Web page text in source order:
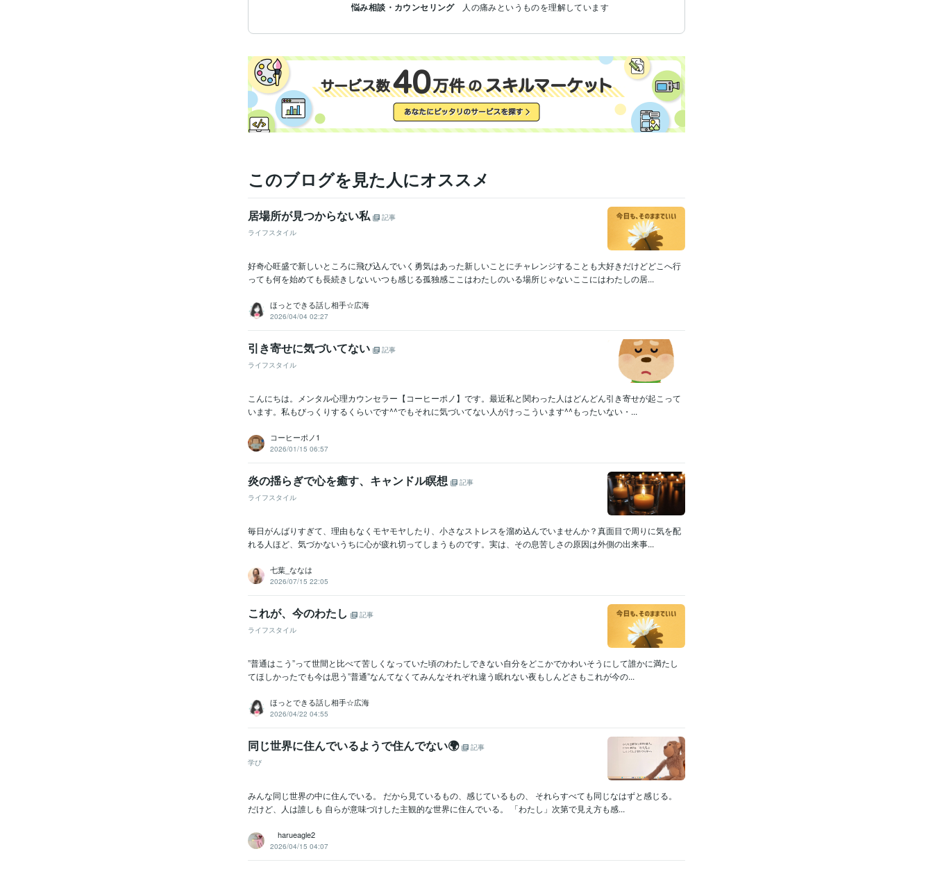
悩み相談・カウンセリング 人の痛みというものを理解しています
このブログを見た人にオススメ
居場所が見つからない私
記事
ライフスタイル
好奇心旺盛で新しいところに飛び込んでいく勇気はあった新しいことにチャレンジすることも大好きだけどどこへ行
っても何を始めても長続きしないいつも感じる孤独感ここはわたしのいる場所じゃないここにはわたしの居...
ほっとできる話し相手☆広海
2026/04/04 02:27
引き寄せに気づいてない
記事
ライフスタイル
こんにちは。メンタル心理カウンセラー【コーヒーポノ】です。最近私と関わった人はどんどん引き寄せが起こって
います。私もびっくりするくらいです^^でもそれに気づいてない人がけっこういます^^もったいない・...
コーヒーポノ1
2026/01/15 06:57
炎の揺らぎで心を癒す、キャンドル瞑想
記事
ライフスタイル
毎日がんばりすぎて、理由もなくモヤモヤしたり、小さなストレスを溜め込んでいませんか？真面目で周りに気を配
れる人ほど、気づかないうちに心が疲れ切ってしまうものです。実は、その息苦しさの原因は外側の出来事...
七葉_ななは
2026/07/15 22:05
これが、今のわたし
記事
ライフスタイル
”普通はこう”って世間と比べて苦しくなっていた頃のわたしできない自分をどこかでかわいそうにして誰かに満たし
てほしかったでも今は思う”普通”なんてなくてみんなそれぞれ違う眠れない夜もしんどさもこれが今の...
ほっとできる話し相手☆広海
2026/04/22 04:55
同じ世界に住んでいるようで住んでない🌍
記事
学び
みんな同じ世界の中に住んでいる。 だから見ているもの、感じているもの、 それらすべても同じなはずと感じる。
だけど、人は誰しも 自らが意味づけした主観的な世界に住んでいる。 「わたし」次第で見え方も感...
harueagle2
2026/04/15 04:07